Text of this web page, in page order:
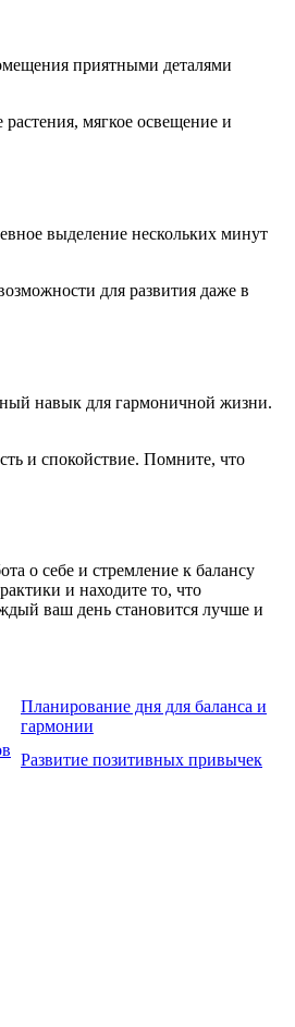
приятными деталями
мягкое освещение и
выделение нескольких минут
для развития даже в
навык для гармоничной жизни.
и спокойствие. Помните, что
о себе и стремление к балансу
и находите то, что
ваш день становится лучше и
Планирование дня для баланса и
гармонии
Развитие позитивных привычек